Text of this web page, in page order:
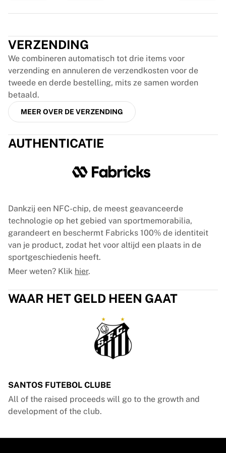
Team Liquid
Lijst je shirt in
Shirtauthenticatie
Mijn collectie
VERZENDING
We combineren automatisch tot drie items voor
verzending en annuleren de verzendkosten voor de
tweede en derde bestelling, mits ze samen worden
betaald.
MEER OVER DE VERZENDING
AUTHENTICATIE
Dankzij een NFC-chip, de meest geavanceerde
technologie op het gebied van sportmemorabilia,
garandeert en beschermt Fabricks 100% de identiteit
van je product, zodat het voor altijd een plaats in de
sportgeschiedenis heeft.
Meer weten? Klik hier.
WAAR HET GELD HEEN GAAT
SANTOS FUTEBOL CLUBE
All of the raised proceeds will go to the growth and
development of the club.